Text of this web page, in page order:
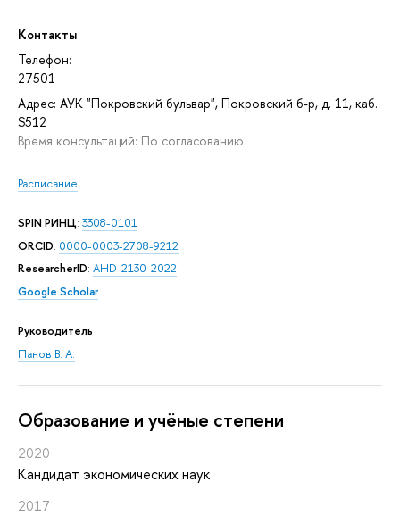
Контакты
Телефон:
27501
Адрес: АУК "Покровский бульвар", Покровский б-р, д. 11, каб.
S512
Время консультаций: По согласованию
Расписание
SPIN РИНЦ: 3308-0101
ORCID: 0000-0003-2708-9212
ResearcherID: AHD-2130-2022
Google Scholar
Руководитель
Панов В. А.
Oбразование и учёные степени
2020
Кандидат экономических наук
2017